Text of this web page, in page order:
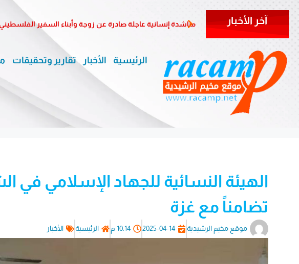
آخر الأخبار مناشدة إنسانية عاجلة صادرة عن زوجة وأبناء السفير
الرئيسية الأخبار تقارير وتحقيقات
الهيئة النسائية للجهاد الإسلامي
تضامناً مع غزة
موقع مخيم الرشيدية 2025-04-14 10:14 م الرئيسية الأخبار